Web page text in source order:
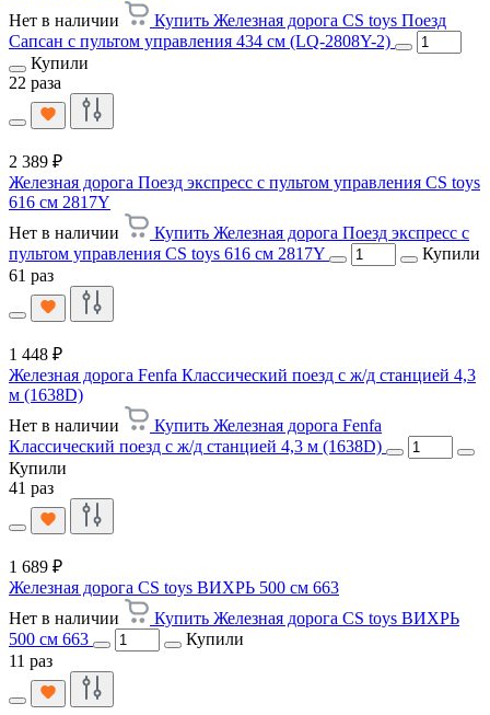
Нет в наличии
Купить Железная дорога CS toys Поезд
Сапсан с пультом управления 434 см (LQ-2808Y-2)
Купили
22 раза
2 389 ₽
Железная дорога Поезд экспресс с пультом управления CS toys
616 см 2817Y
Нет в наличии
Купить Железная дорога Поезд экспресс с
пультом управления CS toys 616 см 2817Y
Купили
61 раз
1 448 ₽
Железная дорога Fenfa Классический поезд с ж/д станцией 4,3
м (1638D)
Нет в наличии
Купить Железная дорога Fenfa
Классический поезд с ж/д станцией 4,3 м (1638D)
Купили
41 раз
1 689 ₽
Железная дорога CS toys ВИХРЬ 500 см 663
Нет в наличии
Купить Железная дорога CS toys ВИХРЬ
500 см 663
Купили
11 раз